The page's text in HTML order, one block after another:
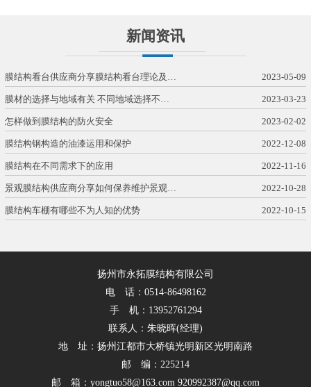
新闻资讯
膜结构看台供应商分享膜结构看台理论及… 2023-05-09
膜材的选择与地域有关 不同地域选择不… 2023-03-23
怎样做到膜结构的防火安全 2023-02-02
膜结构钢构造的油漆运用和保护 2022-12-08
膜结构在不同需求下的应用 2022-11-16
景观膜结构供应商分享如何保养维护景观… 2022-10-28
膜结构车棚有哪些不为人知的优势 2022-10-15
扬州市永拓膜结构有限公司
电 话：0514-86498162
手 机：13952761294
联系人：朱晓晖(经理)
地 址：扬州江都市大桥镇光明新区光明南路
邮 编：225214
邮 箱：yongtuo58@163.com 920992387@qq.com